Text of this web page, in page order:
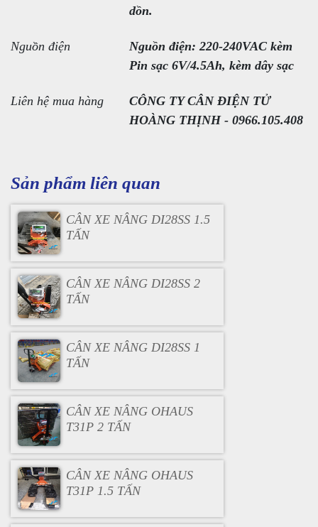
dồn.
Nguồn điện
Nguồn điện: 220-240VAC kèm
Pin sạc 6V/4.5Ah, kèm dây sạc
Liên hệ mua hàng
CÔNG TY CÂN ĐIỆN TỬ
HOÀNG THỊNH - 0966.105.408
Sản phẩm liên quan
CÂN XE NÂNG DI28SS 1.5
TẤN
CÂN XE NÂNG DI28SS 2
TẤN
CÂN XE NÂNG DI28SS 1
TẤN
CÂN XE NÂNG OHAUS
T31P 2 TẤN
CÂN XE NÂNG OHAUS
T31P 1.5 TẤN